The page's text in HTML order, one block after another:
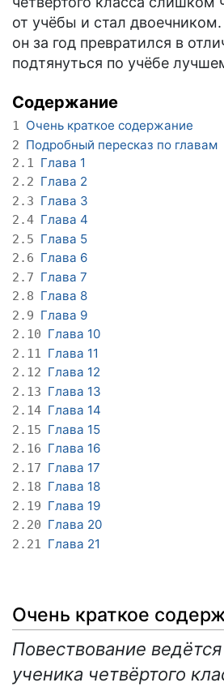
от учёбы и стал
он за год превратился в
подтянуться по учёбе
Содержание
1 Очень краткое содержание
2 Подробный пересказ по главам
2.1 Глава 1
2.2 Глава 2
2.3 Глава 3
2.4 Глава 4
2.5 Глава 5
2.6 Глава 6
2.7 Глава 7
2.8 Глава 8
2.9 Глава 9
2.10 Глава 10
2.11 Глава 11
2.12 Глава 12
2.13 Глава 13
2.14 Глава 14
2.15 Глава 15
2.16 Глава 16
2.17 Глава 17
2.18 Глава 18
2.19 Глава 19
2.20 Глава 20
2.21 Глава 21
Очень краткое
Повествование
ученика четвёртого